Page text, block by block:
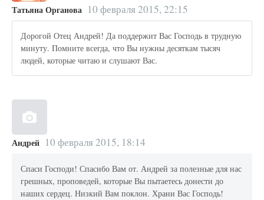
Татьяна Органова 10 февраля 2015, 22:15
Дорогой Отец Андрей! Да поддержит Вас Господь в трудную
минуту. Помните всегда, что Вы нужны десяткам тысяч
людей, которые читаю и слушают Вас.
Андрей 10 февраля 2015, 18:14
Спаси Господи! Спасибо Вам от. Андрей за полезные для нас
грешных, проповедей, которые Вы пытаетесь донести до
наших сердец. Низкий Вам поклон. Храни Вас Господь!